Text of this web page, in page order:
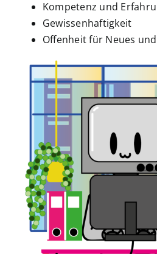
Kompetenz und
Gewissenhaftigkeit
Offenheit für Neues